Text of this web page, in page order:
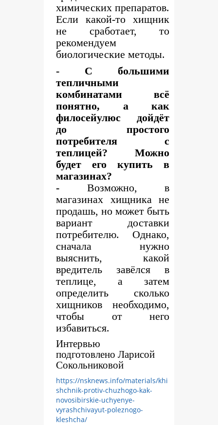
химических препаратов.
Если какой-то хищник
не сработает, то
рекомендуем
биологические методы.
- С большими
тепличными
комбинатами всё
понятно, а как
филосейулюс дойдёт
до простого
потребителя с
теплицей? Можно
будет его купить в
магазинах?
- Возможно, в
магазинах хищника не
продашь, но может быть
вариант доставки
потребителю. Однако,
сначала нужно
выяснить, какой
вредитель завёлся в
теплице, а затем
определить сколько
хищников необходимо,
чтобы от него
избавиться.
Интервью
подготовлено Ларисой
Сокольниковой
https://nsknews.info/materials/khi
shchnik-protiv-chuzhogo-kak-
novosibirskie-uchyenye-
vyrashchivayut-poleznogo-
kleshcha/